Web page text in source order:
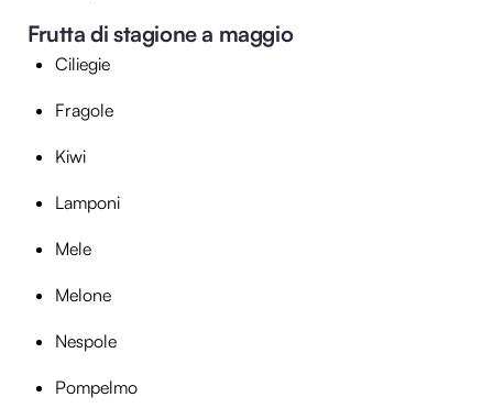
Frutta di stagione a maggio
Ciliegie
Fragole
Kiwi
Lamponi
Mele
Melone
Nespole
Pompelmo